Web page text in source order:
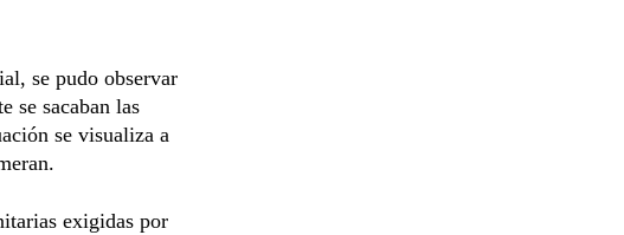
se pudo observar
se sacaban las
se visualiza a
exigidas por